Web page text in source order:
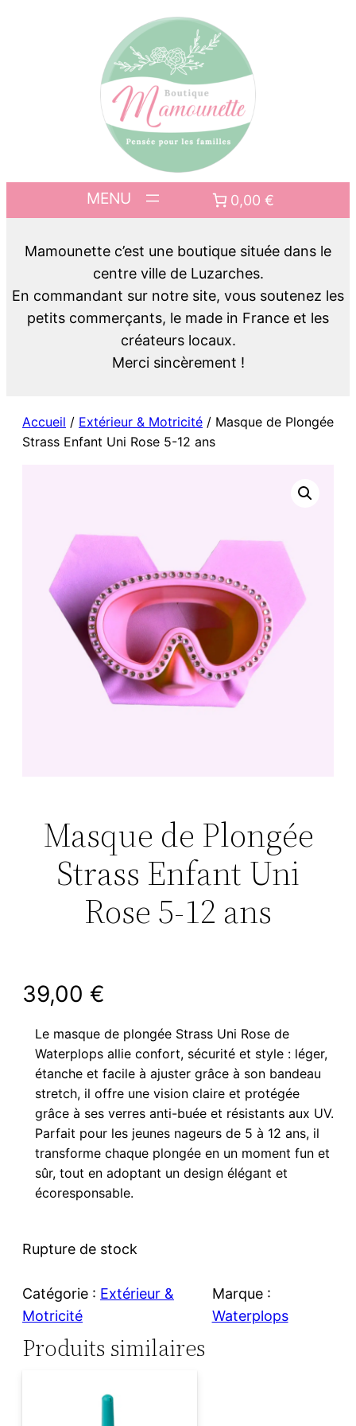
0,00 €
Mamounette c’est une boutique située dans le
centre ville de Luzarches.
En commandant sur notre site, vous soutenez les
petits commerçants, le made in France et les
créateurs locaux.
Merci sincèrement !
Accueil / Extérieur & Motricité / Masque de Plongée
Strass Enfant Uni Rose 5-12 ans
Masque de Plongée
Strass Enfant Uni
Rose 5-12 ans
39,00 €
Le masque de plongée Strass Uni Rose de
Waterplops allie confort, sécurité et style : léger,
étanche et facile à ajuster grâce à son bandeau
stretch, il offre une vision claire et protégée
grâce à ses verres anti-buée et résistants aux UV.
Parfait pour les jeunes nageurs de 5 à 12 ans, il
transforme chaque plongée en un moment fun et
sûr, tout en adoptant un design élégant et
écoresponsable.
Rupture de stock
Catégorie : Extérieur &
Motricité
Marque :
Waterplops
Produits similaires